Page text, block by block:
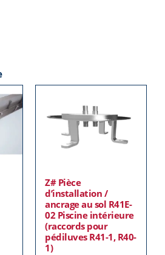
Z# Pièce
d’installation /
ancrage au sol R41E-
02 Piscine intérieure
(raccords pour
pédiluves R41-1, R40-
1)